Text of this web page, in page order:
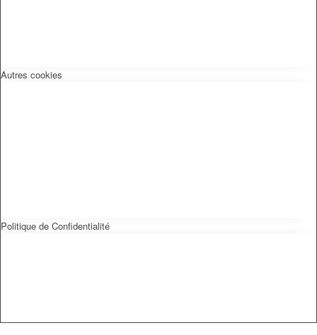
Autres cookies
Politique de Confidentialité